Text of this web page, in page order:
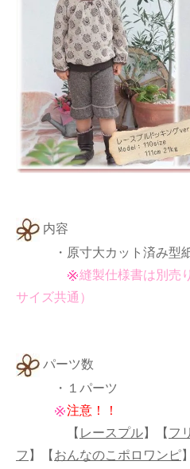
内容
・原寸大カット済み型
縫製仕様書は別売
サイズ共通）
パーツ数
・１パーツ
注意！！
【 レースプル】 【 フ
フ 】 【 おんなのこポロワンピ】